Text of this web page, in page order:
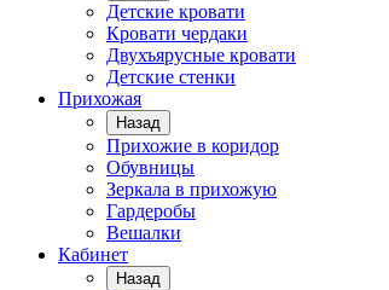
Детские кровати
Кровати чердаки
Двухъярусные кровати
Детские стенки
Прихожая
Назад
Прихожие в коридор
Обувницы
Зеркала в прихожую
Гардеробы
Вешалки
Кабинет
Назад